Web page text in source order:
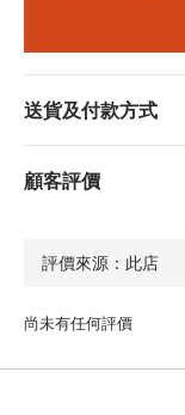
送貨及付款方式
顧客評價
尚未有任何評價